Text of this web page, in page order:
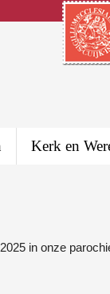
Kerk en
in onze